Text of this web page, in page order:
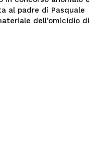
al padre di Pasquale
dell’omicidio di